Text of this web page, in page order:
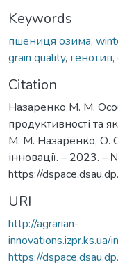
Keywords
пшениця озима,
grain quality, генотип,
Citation
Назаренко М. М.
продуктивності та
М. М. Назаренко, О.
інновації. – 2023.
https://
URI
http://agrarian-
innovations.izpr.ks.ua/
https://